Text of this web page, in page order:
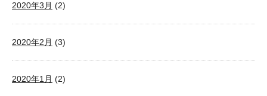
2020年3月 (2)
2020年2月 (3)
2020年1月 (2)